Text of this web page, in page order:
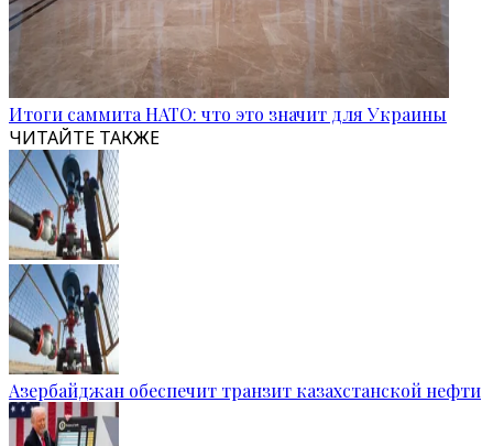
Итоги саммита НАТО: что это значит для Украины
ЧИТАЙТЕ ТАКЖЕ
Азербайджан обеспечит транзит казахстанской нефти